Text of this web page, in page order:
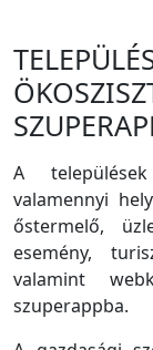
A
valamennyi
őstermelő,
esemény,
valamint
szuperappba.